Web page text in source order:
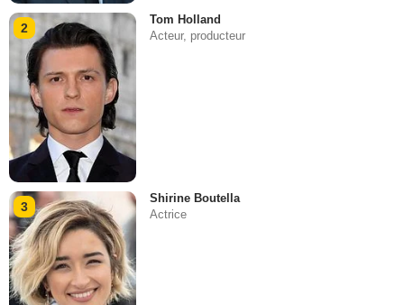
2
Tom Holland
Acteur, producteur
3
Shirine Boutella
Actrice